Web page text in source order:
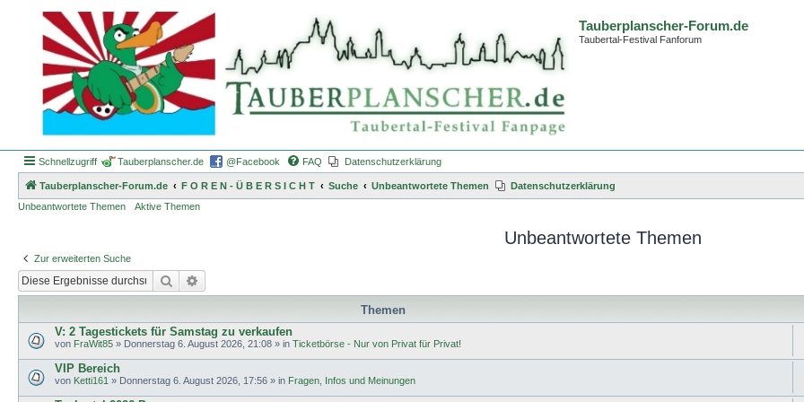
Tauberplanscher-Forum.de
Taubertal-Festival Fanforum
Schnellzugriff Tauberplanscher.de @Facebook FAQ Datenschutzerklärung
Tauberplanscher-Forum.de F O R E N - Ü B E R S I C H T Suche Unbeantwortete Themen
Datenschutzerklärung
Unbeantwortete Themen
Aktive Themen
Unbeantwortete Themen
Zur erweiterten Suche
Suche
Themen
V: 2 Tagestickets für Samstag zu verkaufen
von FraWit85 » Donnerstag 6. August 2026, 21:08 » in Ticketbörse - Nur von Privat für Privat!
VIP Bereich
von Ketti161 » Donnerstag 6. August 2026, 17:56 » in Fragen, Infos und Meinungen